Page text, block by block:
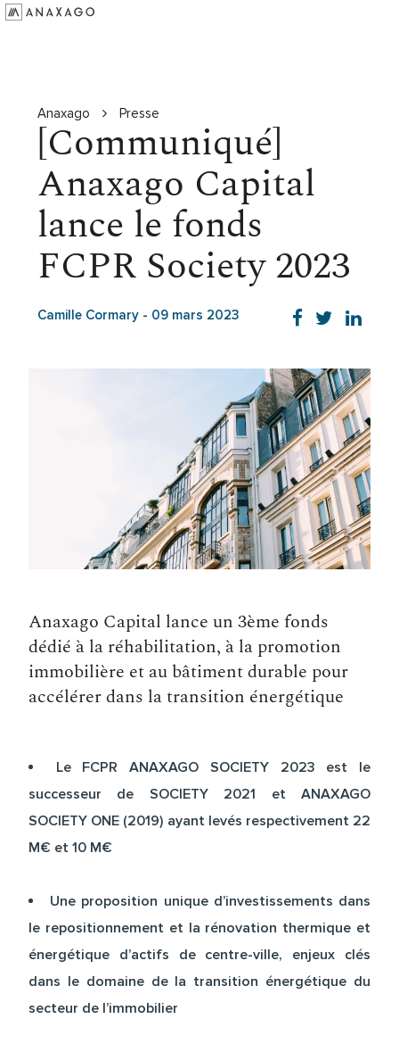
Ressources
Anaxago Presse
[Communiqué]
Anaxago Capital
lance le fonds
FCPR Society 2023
Camille Cormary - 09 mars 2023
Anaxago Capital lance un 3ème fonds
dédié à la réhabilitation, à la promotion
immobilière et au bâtiment durable pour
accélérer dans la transition énergétique
Le FCPR ANAXAGO SOCIETY 2023 est le
successeur de SOCIETY 2021 et ANAXAGO
SOCIETY ONE (2019) ayant levés respectivement 22
M€ et 10 M€
Une proposition unique d’investissements dans
le repositionnement et la rénovation thermique et
énergétique d’actifs de centre-ville, enjeux clés
dans le domaine de la transition énergétique du
secteur de l’immobilier